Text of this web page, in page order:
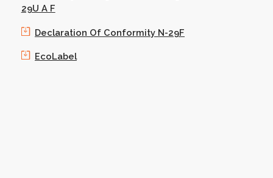
29U A F
Declaration Of Conformity N-29F
EcoLabel